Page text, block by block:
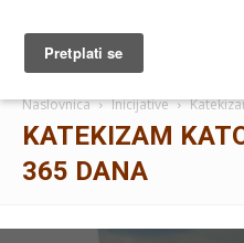
MUŽEVNI
Naslovnica Inicijative
KATEKIZAM
365 DANA